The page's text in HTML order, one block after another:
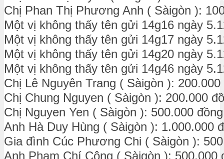
Chị Phan Thị Phương Anh ( Sàigòn ):
Một vị không thấy tên gửi 14g16 ngày
Một vị không thấy tên gửi 14g17 ngày
Một vị không thấy tên gửi 14g20 ngày
Một vị không thấy tên gửi 14g46 ngày
Chị Lê Nguyên Trang ( Sàigòn ): 200.000
Chị Chung Nguyen ( Sàigòn ): 200.000
Chị Nguyen Yen ( Sàigòn ): 500.000 đồng
Anh Hà Duy Hùng ( Sàigòn ): 1.000.000
Gia đình Cúc Phương Chi ( Sàigòn ):
Anh Phạm Chí Công ( Sàigòn ): 500.000